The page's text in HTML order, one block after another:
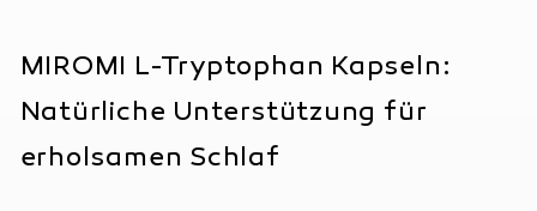
MIROMI L-Tryptophan Kapseln:
Natürliche Unterstützung für
erholsamen Schlaf